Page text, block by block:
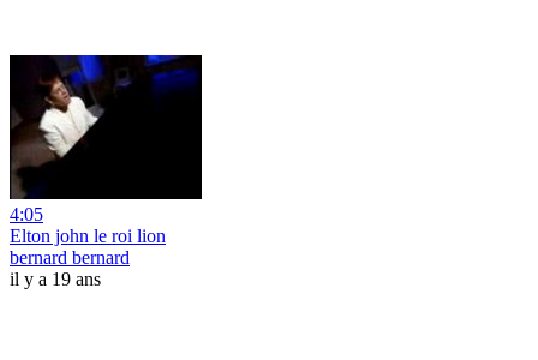
4:05
Elton john le roi lion
bernard bernard
il y a 19 ans